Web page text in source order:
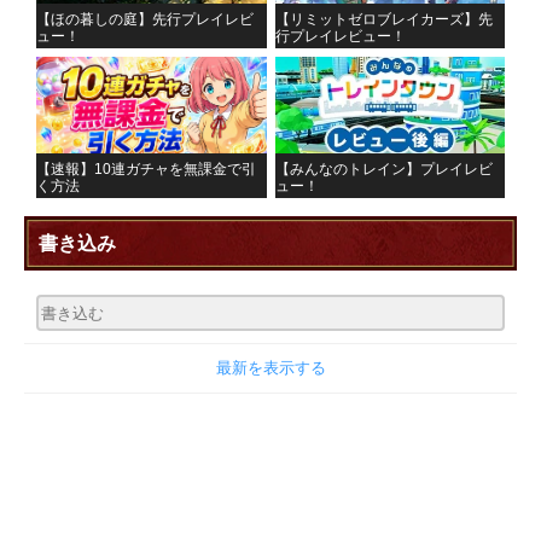
【ほの暮しの庭】先行プレイレビ
ュー！
【リミットゼロブレイカーズ】先
行プレイレビュー！
【速報】10連ガチャを無課金で引
く方法
【みんなのトレイン】プレイレビ
ュー！
書き込み
最新を表示する